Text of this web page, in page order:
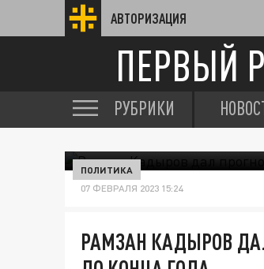
АВТОРИЗАЦИЯ
ПЕРВЫЙ
РУБРИКИ
ПОЛИТИКА
07 ФЕВРАЛЯ 2023 15:24
РАМЗАН КАДЫРОВ